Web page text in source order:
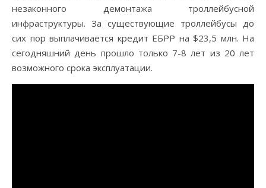
незаконного демонтажа троллейбусной
инфраструктуры. За существующие троллейбусы до
сих пор выплачивается кредит ЕБРР на $23,5 млн. На
сегодняшний день прошло только 7-8 лет из 20 лет
возможного срока эксплуатации.